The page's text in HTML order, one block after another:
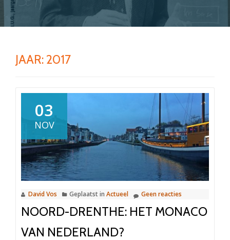
JAAR: 2017
03
NOV
David Vos Geplaatst in Actueel Geen reacties
NOORD-DRENTHE: HET MONACO
VAN NEDERLAND?